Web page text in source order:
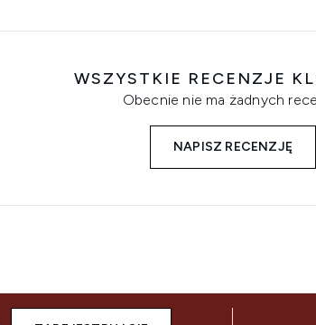
WSZYSTKIE RECENZJE
Obecnie nie ma żadnych
NAPISZ RECENZJĘ